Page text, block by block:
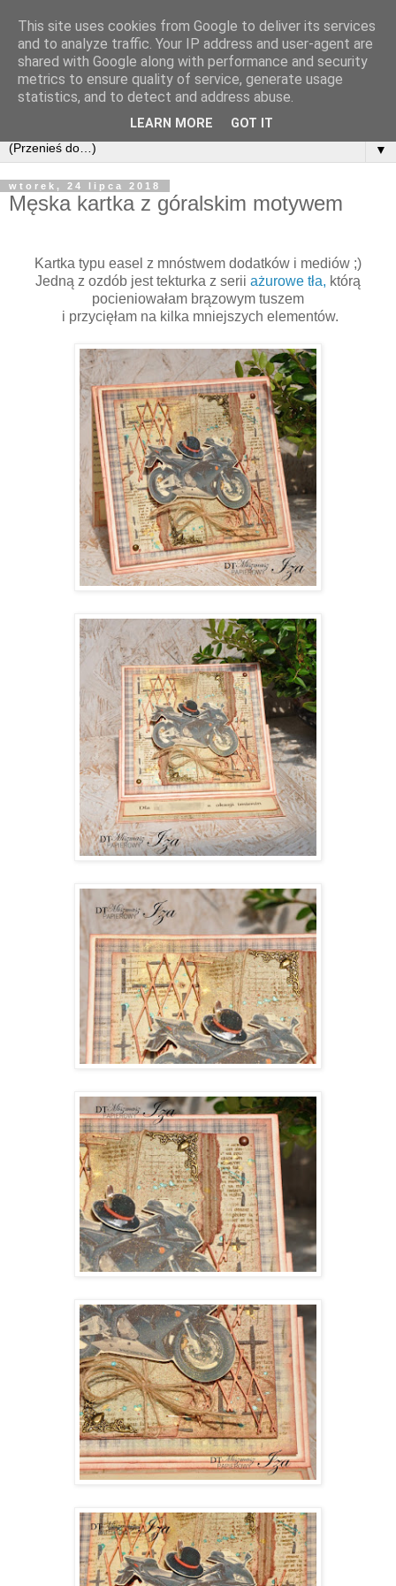
▼
wtorek, 24 lipca 2018
Męska kartka z góralskim motywem
Kartka typu easel z mnóstwem dodatków i mediów ;)
Jedną z ozdób jest tekturka z serii ażurowe tła, którą
pocieniowałam brązowym tuszem
i przycięłam na kilka mniejszych elementów.
This site uses cookies from Google to deliver its services
and to analyze traffic. Your IP address and user-agent are
shared with Google along with performance and security
metrics to ensure quality of service, generate usage
statistics, and to detect and address abuse.
LEARN MORE GOT IT